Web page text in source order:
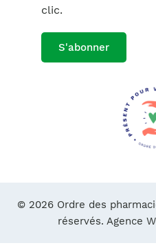
clic.
S'abonner
© 2026 Ordre des
réservés. Agence